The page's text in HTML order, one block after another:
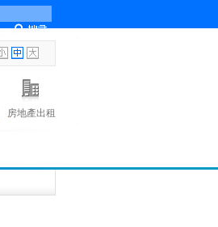
房地產出租